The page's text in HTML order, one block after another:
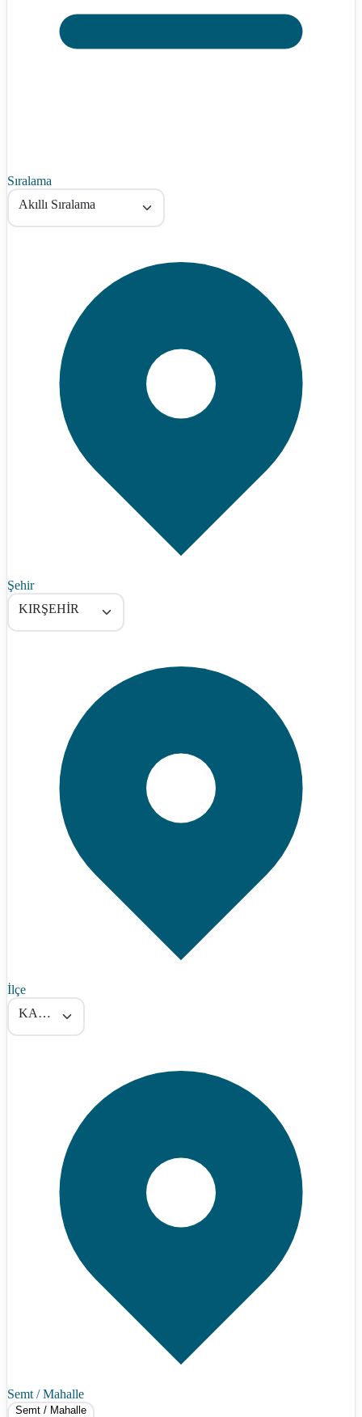
Sıralama
Akıllı Sıralama
Şehir
KIRŞEHİR
İlçe
KAMAN
Semt / Mahalle
Semt / Mahalle